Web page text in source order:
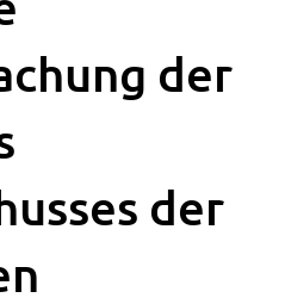
der
der